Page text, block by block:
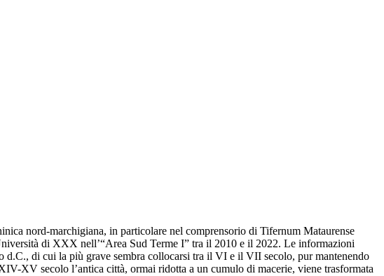
nord-marchigiana, in particolare nel comprensorio di Tifernum Mataurense
di XXX nell’“Area Sud Terme I” tra il 2010 e il 2022. Le informazioni
d.C., di cui la più grave sembra collocarsi tra il VI e il VII secolo, pur mantenendo
XV secolo l’antica città, ormai ridotta a un cumulo di macerie, viene trasformata